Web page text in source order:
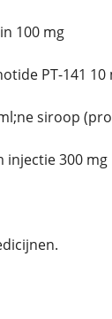
100 mg
PT-141 10
siroop
injectie 300 mg